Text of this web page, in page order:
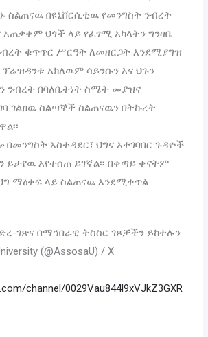
በዩኒቨርሲቲዉ የመንግስት ንብረት
አጠቃቀም ህጎች ላይ የፈፃሚ አካላትን ግንዛቤ
ቁጥጥር ሥርዓት ለመዘርጋት እንደሚያግዝ
ፕሬዝዳንቱ አክለዉም ሳይንሱን እና ህጉን
በባለቤትነት ስሜት መያዝና
ገልፀዉ ስልጣኞች ስልጠናዉን በትኩረት
አስተዳደር፣ ህግና አተገባበር ጉዳዮች
ይታየዉ እየተሰጠ ይገኛል፡፡ በቀጣይ ቀናትም
ማዕቀፍ ላይ ስልጠናዉ እንደሚቀጥል
ገጽና በማኅበራዊ ትስስር ገጾቻችን ይከተሉን
(@AssosaU) / X
channel/0029Vau844l9xVJkZ3GXR